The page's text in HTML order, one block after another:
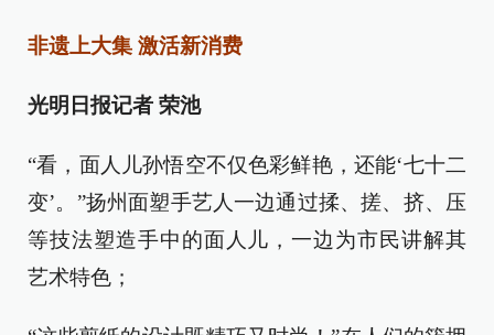
非遗上大集 激活新消费
光明日报记者 荣池
“看，面人儿孙悟空不仅色彩鲜艳，还能‘七十二
变’。”扬州面塑手艺人一边通过揉、搓、挤、压
等技法塑造手中的面人儿，一边为市民讲解其
艺术特色；